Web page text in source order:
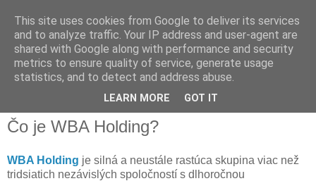
Čo je WBA Holding?
WBA Holding je silná a neustále rastúca skupina viac než
tridsiatich nezávislých spoločností s dlhoročnou
This site uses cookies from Google to deliver its services
and to analyze traffic. Your IP address and user-agent are
shared with Google along with performance and security
metrics to ensure quality of service, generate usage
statistics, and to detect and address abuse.
LEARN MORE GOT IT